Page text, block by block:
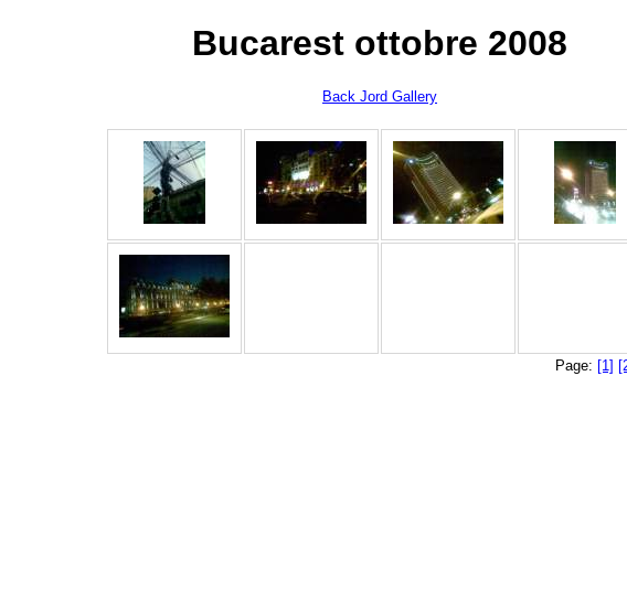
Bucarest ottobre 2008
Back Jord Gallery
Page: [1]